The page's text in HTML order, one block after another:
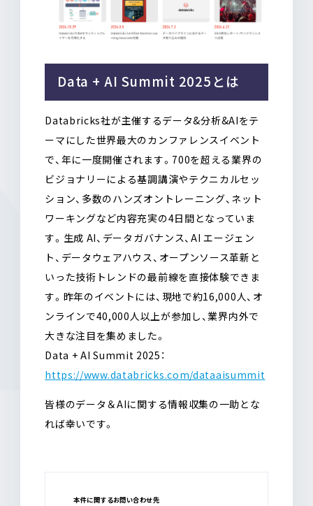
Data + AI Summit 2025とは
Databricks社が主催するデータ&分析&AIをテ
ーマにした世界最大のカンファレンスイベント
で、年に一度開催されます。700を超える業界の
ビジョナリーによる基調講演やテクニカルセッ
ション、多数のハンズオントレーニング、ネット
ワーキングなど内容充実の4日間となっていま
す。生成 AI、データガバナンス、AI エージェン
ト、データウェアハウス、オープンソース革新と
いった技術トレンドの最前線を直接体験できま
す。昨年のイベントには、現地で約16,000人、オ
ンラインで40,000人以上が参加し、業界内外で
大きな注目を集めました。
Data + AI Summit 2025：
https://www.databricks.com/dataaisummit
皆様のデータ＆AIに関する情報収集の一助とな
れば幸いです。
本件に関するお問い合わせ先